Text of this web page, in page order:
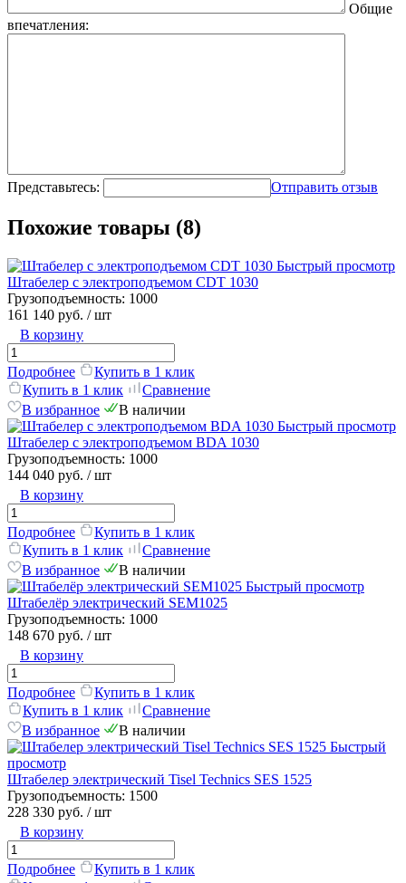
Общие
впечатления:
Представьтесь: Отправить отзыв
Похожие товары (8)
Быстрый просмотр
Штабелер с электроподъемом CDT 1030
Грузоподъемность: 1000
161 140 руб. / шт
В корзину
Подробнее
Купить в 1 клик
Купить в 1 клик
Сравнение
В избранное
В наличии
Быстрый просмотр
Штабелер с электроподъемом BDA 1030
Грузоподъемность: 1000
144 040 руб. / шт
В корзину
Подробнее
Купить в 1 клик
Купить в 1 клик
Сравнение
В избранное
В наличии
Быстрый просмотр
Штабелёр электрический SEM1025
Грузоподъемность: 1000
148 670 руб. / шт
В корзину
Подробнее
Купить в 1 клик
Купить в 1 клик
Сравнение
В избранное
В наличии
Быстрый
просмотр
Штабелер электрический Tisel Technics SES 1525
Грузоподъемность: 1500
228 330 руб. / шт
В корзину
Подробнее
Купить в 1 клик